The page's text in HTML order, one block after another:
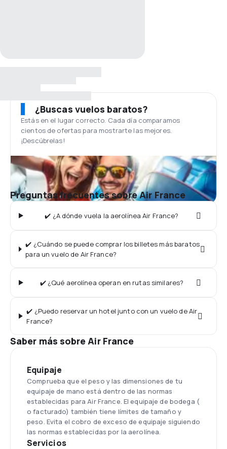
¿Buscas vuelos baratos?
Estás en el lugar correcto. Cada día comparamos
cientos de ofertas para mostrarte las mejores.
¡Descúbrelas!
Preguntas frecuentes sobre Air France
✔️ ¿A dónde vuela la aerolínea Air France?
✔️ ¿Cuándo se puede comprar los billetes más baratos
para un vuelo de Air France?
✔️ ¿Qué aerolínea operan en rutas similares?
✔️ ¿Puedo reservar un hotel junto con un vuelo de Air
France?
Saber más sobre Air France
Equipaje
Comprueba que el peso y las dimensiones de tu
equipaje de mano está dentro de las normas
establecidas para Air France. El equipaje de bodega (
o facturado) también tiene límites de tamaño y
peso. Evita el cobro de exceso de equipaje siguiendo
las normas establecidas por la aerolínea.
Servicios